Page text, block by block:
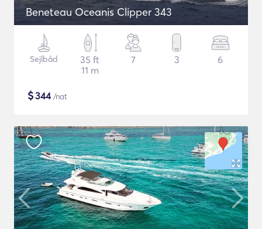
Beneteau Oceanis Clipper 343
Sejlbåd
35 ft
11 m
7 3 6
$344/nat